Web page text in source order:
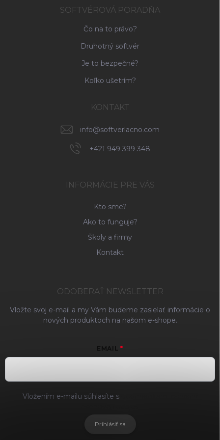
SOFTVÉROVÁ PORADŇA
Čo na to právo?
Druhotný softvér
Je to bezpečné?
Koľko ušetrím?
KONTAKT
info@softverlacno.com
+421 949 399 348
INFORMÁCIE PRE VÁS
Kto sme?
Ako to funguje?
Školy a firmy
Kontakt
ODOBERAŤ NEWSLETTER
Vložte svoj e-mail a my Vám budeme zasielať informácie o
nových produktoch na našom e-shope.
EMAIL
Vložením e-mailu súhlasíte s
Prihlásiť sa